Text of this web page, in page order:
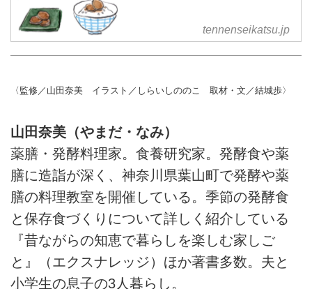
tennenseikatsu.jp
〈監修／山田奈美 イラスト／しらいしののこ 取材・文／結城歩〉
山田奈美（やまだ・なみ）
薬膳・発酵料理家。食養研究家。発酵食や薬
膳に造詣が深く、神奈川県葉山町で発酵や薬
膳の料理教室を開催している。季節の発酵食
と保存食づくりについて詳しく紹介している
『昔ながらの知恵で暮らしを楽しむ家しご
と』（エクスナレッジ）ほか著書多数。夫と
小学生の息子の3人暮らし。